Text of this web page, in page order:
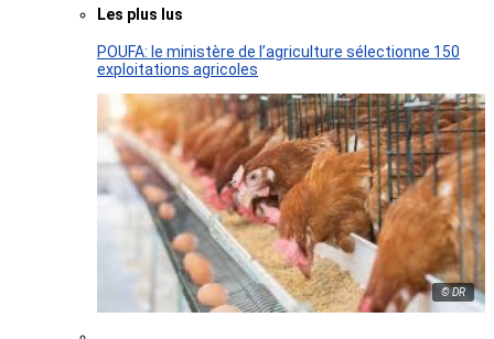
Les plus lus
POUFA: le ministère de l’agriculture sélectionne 150
exploitations agricoles
© DR